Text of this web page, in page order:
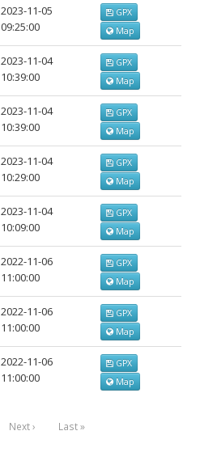
2023-11-05
09:25:00
GPX
Map
2023-11-04
10:39:00
GPX
Map
2023-11-04
10:39:00
GPX
Map
2023-11-04
10:29:00
GPX
Map
2023-11-04
10:09:00
GPX
Map
2022-11-06
11:00:00
GPX
Map
2022-11-06
11:00:00
GPX
Map
2022-11-06
11:00:00
GPX
Map
Next › Last »